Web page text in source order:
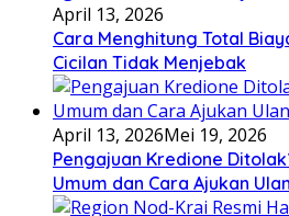
April 13, 2026
Cara Menghitung Total
Cicilan Tidak Menjebak
April 13, 2026Mei 19, 2026
Pengajuan Kredione
Umum dan Cara Ajukan